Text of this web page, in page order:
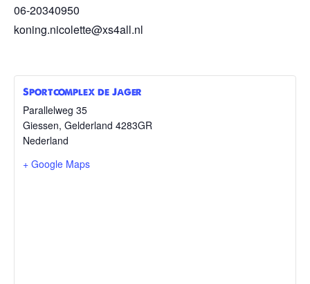
06-20340950
koning.nicolette@xs4all.nl
Sportcomplex de Jager
Parallelweg 35
Giessen, Gelderland 4283GR
Nederland
+ Google Maps